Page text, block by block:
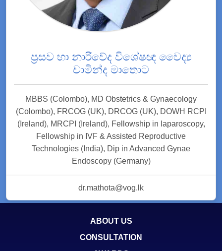
ප්‍රසව හා නාරිවේද විශේෂඥ වෛද්‍ය
චාමින්ද මාතොට
MBBS (Colombo), MD Obstetrics & Gynaecology
(Colombo), FRCOG (UK), DRCOG (UK), DOWH RCPI
(Ireland), MRCPI (Ireland), Fellowship in laparoscopy,
Fellowship in IVF & Assisted Reproductive
Technologies (India), Dip in Advanced Gynae
Endoscopy (Germany)
dr.mathota@vog.lk
ABOUT US
CONSULTATION